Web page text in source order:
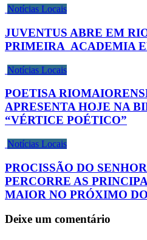
Notícias Locais
JUVENTUS ABRE EM
PRIMEIRA ACADEMIA
Notícias Locais
POETISA
APRESENTA HOJE NA
“VÉRTICE POÉTICO”
Notícias Locais
PROCISSÃO DO
PERCORRE AS
MAIOR NO PRÓXIMO
Deixe um comentário